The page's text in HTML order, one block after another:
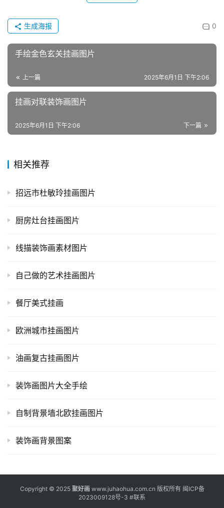
0
生成海报
手绘金色玄关挂画图片
上一篇 2025年6月1日 下午2:06
挂画对联装饰画图片
下一篇
2025年6月1日 下午2:06
相关推荐
招远市杜敏玲挂画图片
厨房灶台挂画图片
线描装饰画素材图片
自己做的艺术挂画图片
餐厅美式挂画
欧洲城市挂画图片
油画复古挂画图片
装饰画图片大全手绘
自制背景墙北欧挂画图片
装饰画背景图案
Copyright © 2025 聚好画www.juhaohua.com.cn 版权所有 闽ICP备
2023009128号-3 #联系